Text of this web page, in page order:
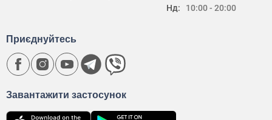
Нд:
10:00 - 20:00
Завантажити застосунок
Приєднуйтесь